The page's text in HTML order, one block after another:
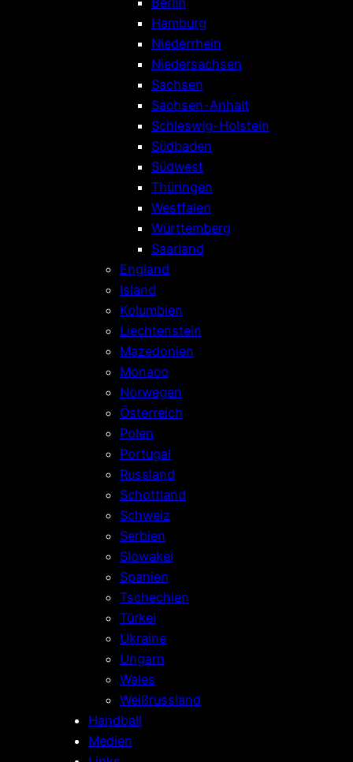
Hamburg
Niederrhein
Niedersachsen
Sachsen
Sachsen-Anhalt
Schleswig-Holstein
Südbaden
Südwest
Thüringen
Westfalen
Württemberg
Saarland
England
Island
Kolumbien
Liechtenstein
Mazedonien
Monaco
Norwegen
Österreich
Polen
Portugal
Russland
Schottland
Schweiz
Serbien
Slowakei
Spanien
Tschechien
Türkei
Ukraine
Ungarn
Wales
Weißrussland
Handball
Medien